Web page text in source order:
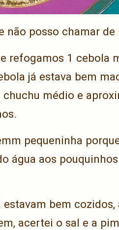
não posso chamar
refogamos 1 cebola
já estava bem
médio e
pequeninha
água aos
estavam bem
acertei o sal e a